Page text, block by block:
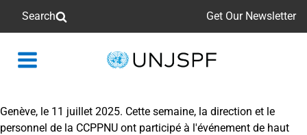
Search Get Our Newsletter
Back
Genève, le 11 juillet 2025. Cette semaine, la direction et le
personnel de la CCPPNU ont participé à l'événement de haut